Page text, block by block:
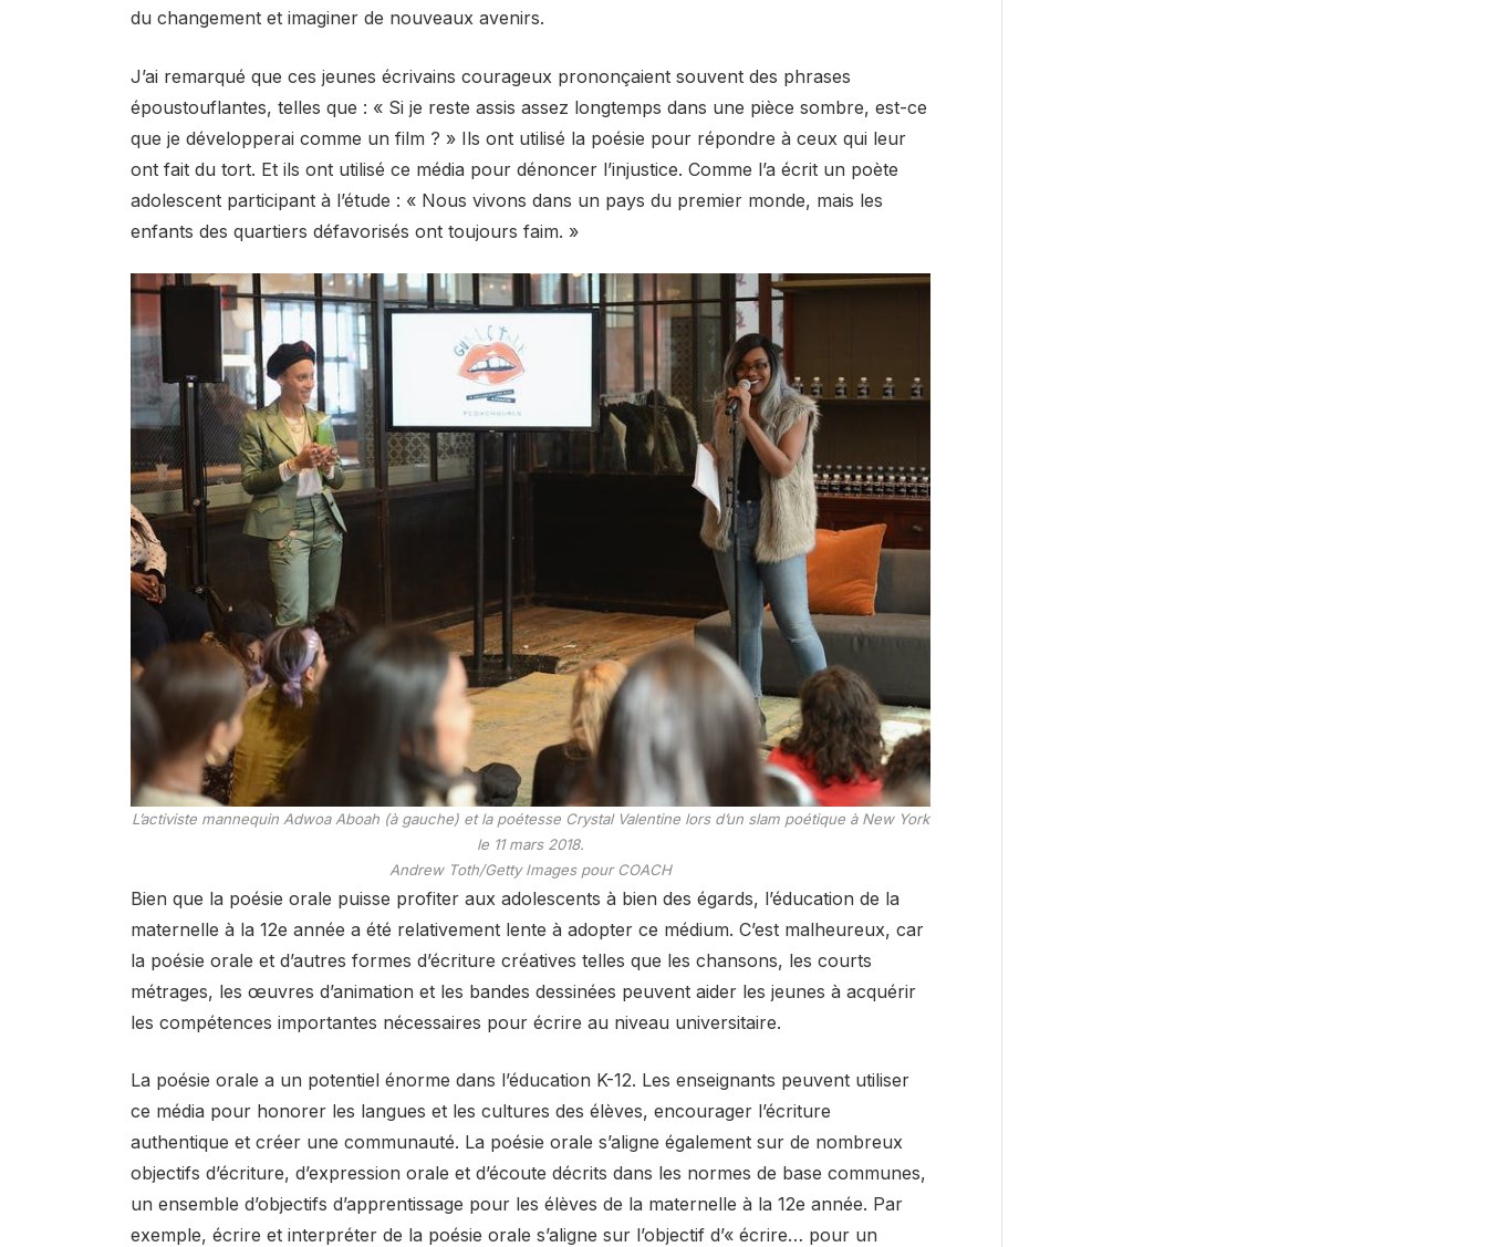
du changement et imaginer de nouveaux avenirs.
J’ai remarqué que ces jeunes écrivains courageux prononçaient souvent des phrases
époustouflantes, telles que : « Si je reste assis assez longtemps dans une pièce sombre, est-ce
que je développerai comme un film ? » Ils ont utilisé la poésie pour répondre à ceux qui leur
ont fait du tort. Et ils ont utilisé ce média pour dénoncer l’injustice. Comme l’a écrit un poète
adolescent participant à l’étude : « Nous vivons dans un pays du premier monde, mais les
enfants des quartiers défavorisés ont toujours faim. »
L’activiste mannequin Adwoa Aboah (à gauche) et la poétesse Crystal Valentine lors d’un slam poétique à New York
le 11 mars 2018.
Andrew Toth/Getty Images pour COACH
Bien que la poésie orale puisse profiter aux adolescents à bien des égards, l’éducation de la
maternelle à la 12e année a été relativement lente à adopter ce médium. C’est malheureux, car
la poésie orale et d’autres formes d’écriture créatives telles que les chansons, les courts
métrages, les œuvres d’animation et les bandes dessinées peuvent aider les jeunes à acquérir
les compétences importantes nécessaires pour écrire au niveau universitaire.
La poésie orale a un potentiel énorme dans l’éducation K-12. Les enseignants peuvent utiliser
ce média pour honorer les langues et les cultures des élèves, encourager l’écriture
authentique et créer une communauté. La poésie orale s’aligne également sur de nombreux
objectifs d’écriture, d’expression orale et d’écoute décrits dans les normes de base communes,
un ensemble d’objectifs d’apprentissage pour les élèves de la maternelle à la 12e année. Par
exemple, écrire et interpréter de la poésie orale s’aligne sur l’objectif d’« écrire… pour un